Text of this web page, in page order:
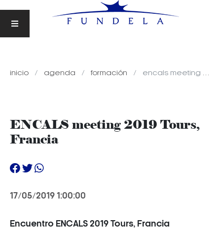
inicio agenda formación encals meeting 2019 tours, francia
ENCALS meeting 2019 Tours,
Francia
17/05/2019 1:00:00
Encuentro ENCALS 2019 Tours, Francia